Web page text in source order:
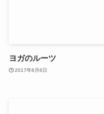
ヨガのルーツ
2017年6月6日